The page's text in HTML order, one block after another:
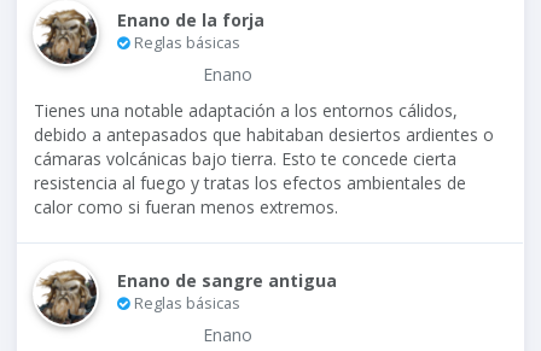
Enano de la forja
Reglas básicas
Enano
Tienes una notable adaptación a los entornos cálidos,
debido a antepasados que habitaban desiertos ardientes o
cámaras volcánicas bajo tierra. Esto te concede cierta
resistencia al fuego y tratas los efectos ambientales de
calor como si fueran menos extremos.
Enano de sangre antigua
Reglas básicas
Enano